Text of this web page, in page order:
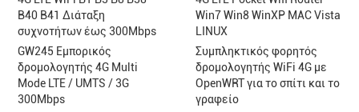
B40 B41 Διάταξη
συχνοτήτων έως 300Mbps
GW245 Εμπορικός
δρομολογητής 4G Multi
Mode LTE / UMTS / 3G
300Mbps
Win7 Win8 WinXP MAC Vista
LINUX
Συμπληκτικός φορητός
δρομολογητής WiFi 4G με
OpenWRT για το σπίτι και το
γραφείο